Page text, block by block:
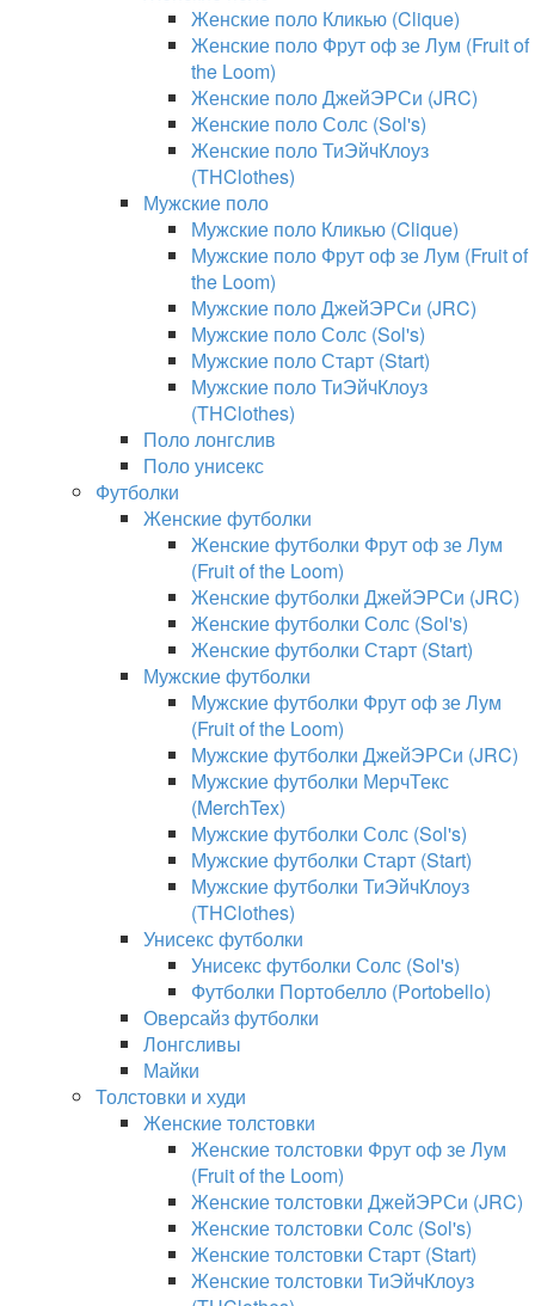
Женские поло Кликью (Clique)
Женские поло Фрут оф зе Лум (Fruit of
the Loom)
Женские поло ДжейЭРСи (JRC)
Женские поло Солс (Sol's)
Женские поло ТиЭйчКлоуз
(THClothes)
Мужские поло
Мужские поло Кликью (Clique)
Мужские поло Фрут оф зе Лум (Fruit of
the Loom)
Мужские поло ДжейЭРСи (JRC)
Мужские поло Солс (Sol's)
Мужские поло Старт (Start)
Мужские поло ТиЭйчКлоуз
(THClothes)
Поло лонгслив
Поло унисекс
Футболки
Женские футболки
Женские футболки Фрут оф зе Лум
(Fruit of the Loom)
Женские футболки ДжейЭРСи (JRC)
Женские футболки Солс (Sol's)
Женские футболки Старт (Start)
Мужские футболки
Мужские футболки Фрут оф зе Лум
(Fruit of the Loom)
Мужские футболки ДжейЭРСи (JRC)
Мужские футболки МерчТекс
(MerchTex)
Мужские футболки Солс (Sol's)
Мужские футболки Старт (Start)
Мужские футболки ТиЭйчКлоуз
(THClothes)
Унисекс футболки
Унисекс футболки Солс (Sol's)
Футболки Портобелло (Portobello)
Оверсайз футболки
Лонгсливы
Майки
Толстовки и худи
Женские толстовки
Женские толстовки Фрут оф зе Лум
(Fruit of the Loom)
Женские толстовки ДжейЭРСи (JRC)
Женские толстовки Солс (Sol's)
Женские толстовки Старт (Start)
Женские толстовки ТиЭйчКлоуз